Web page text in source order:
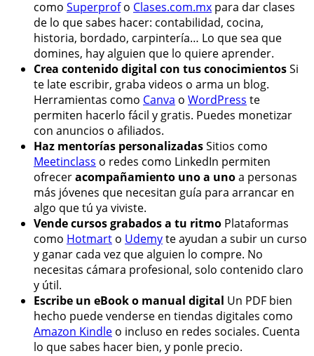
como Superprofo Clases.com.mx para dar clases
de lo que sabes hacer: contabilidad, cocina,
historia, bordado, carpintería… Lo que sea que
domines, hay alguien que lo quiere aprender.
Crea contenido digital con tus conocimientosSi
te late escribir, graba videos o arma un blog.
Herramientas como Canva o WordPress te
permiten hacerlo fácil y gratis. Puedes monetizar
con anuncios o afiliados.
Haz mentorías personalizadasSitios como
Meetinclass o redes como LinkedIn permiten
ofreceracompañamiento uno a unoa personas
más jóvenes que necesitan guía para arrancar en
algo que tú ya viviste.
Vende cursos grabados a tu ritmo Plataformas
como Hotmart o Udemyte ayudan a subir un curso
y ganar cada vez que alguien lo compre. No
necesitas cámara profesional, solo contenido claro
y útil.
Escribe un eBook o manual digital Un PDF bien
hecho puede venderse en tiendas digitales como
Amazon Kindle o incluso en redes sociales. Cuenta
lo que sabes hacer bien, y ponle precio.